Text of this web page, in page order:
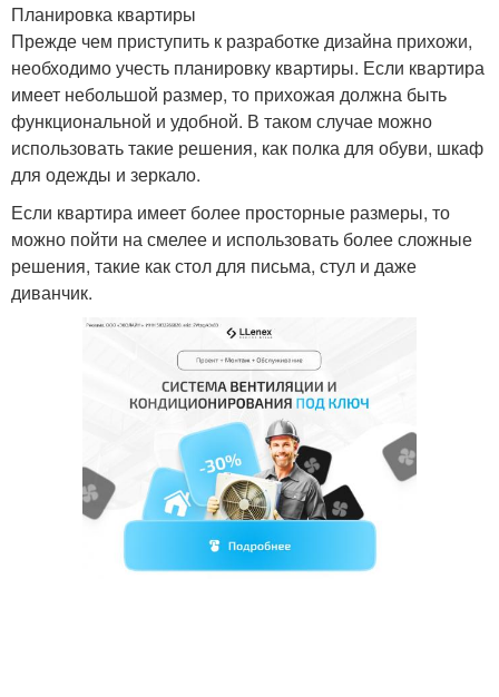
Планировка квартиры
Прежде чем приступить к разработке дизайна прихожи,
необходимо учесть планировку квартиры. Если квартира
имеет небольшой размер, то прихожая должна быть
функциональной и удобной. В таком случае можно
использовать такие решения, как полка для обуви, шкаф
для одежды и зеркало.
Если квартира имеет более просторные размеры, то
можно пойти на смелее и использовать более сложные
решения, такие как стол для письма, стул и даже
диванчик.